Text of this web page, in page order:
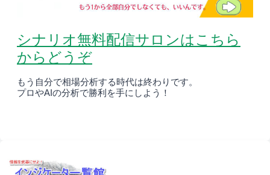
シナリオ無料配信サロンはこちら
からどうぞ
もう自分で相場分析する時代は終わりです。
プロやAIの分析で勝利を手にしよう！